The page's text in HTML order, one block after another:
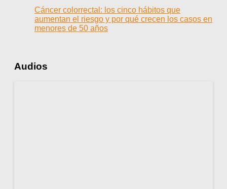
Cáncer colorrectal: los cinco hábitos que
aumentan el riesgo y por qué crecen los casos en
menores de 50 años
Audios